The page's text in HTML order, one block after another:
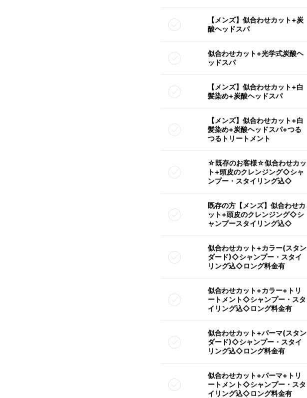
【メンズ】似合わせカット+炭
酸ヘッドスパ
似合わせカット+光学式炭酸ヘ
ッドスパ
【メンズ】似合わせカット+白
髪染め+炭酸ヘッドスパ
【メンズ】似合わせカット+白
髪染め+炭酸ヘッドスパ+つる
つるトリートメント
☆既存のお客様☆似合わせカッ
ト+頭皮のクレンジング◇シャ
ンプー・スタイリング込◇
既存の方【メンズ】似合わせカ
ット+頭皮のクレンジング◇シ
ャンプースタイリング込◇
似合わせカット+カラー(スタン
ダード)◇シャンプー・スタイ
リング込◇ロング料金有
似合わせカット+カラー+トリ
ートメント◇シャンプー・スタ
イリング込◇ロング料金有
似合わせカット+パーマ(スタン
ダード)◇シャンプー・スタイ
リング込◇ロング料金有
似合わせカット+パーマ+トリ
ートメント◇シャンプー・スタ
イリング込◇ロング料金有